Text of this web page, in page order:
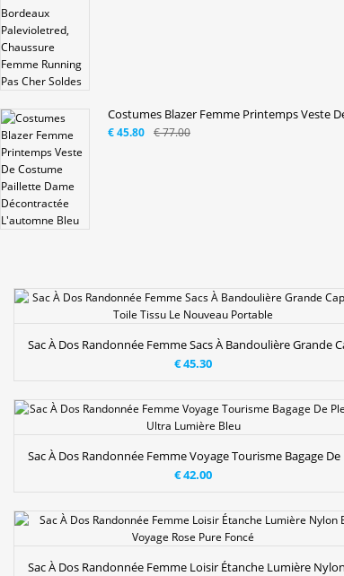
Costumes Blazer Femme Printemps Veste
€ 77.00
€ 45.80
€ 45.30
€ 42.00